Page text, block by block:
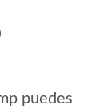
puedes